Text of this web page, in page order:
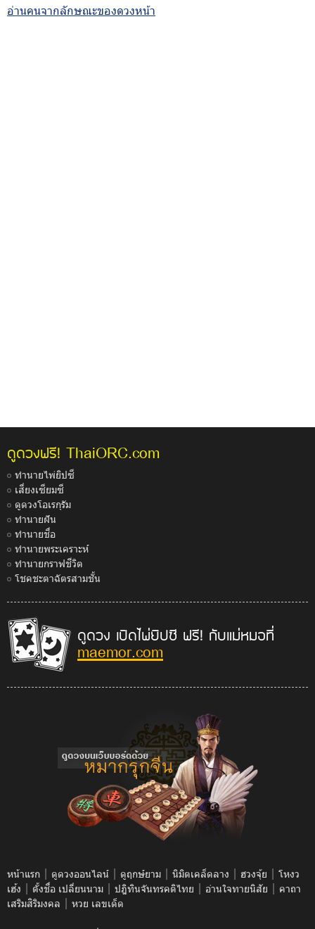
อ่านคนจากลักษณะของดวงหน้า
ดูดวงฟรี! ThaiORC.com
ทำนายไพ่ยิปซี
เสี่ยงเซียมซี
ดูดวงโอเรกุรัม
ทำนายฝัน
ทำนายชื่อ
ทำนายพระเคราะห์
ทำนายกราฟชีวิต
โชคชะตาฉัตรสามชั้น
ดูดวง เปิดไพ่ยิปซี ฟรี! กับแม่หมอที่
maemor.com
หน้าแรก | ดูดวงออนไลน์ | ดูฤกษ์ยาม | นิมิตเคล็ดลาง | ฮวงจุ้ย | โหงว
เฮ้ง | ตั้งชื่อ เปลี่ยนนาม | ปฎิทินจันทรคติไทย | อ่านใจทายนิสัย | คาถา
เสริมสิริมงคล | หวย เลขเด็ด